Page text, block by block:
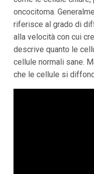
oncocitoma.
riferisce al grado di
alla velocità con cui
descrive quanto le
cellule normali sane.
che le cellule si